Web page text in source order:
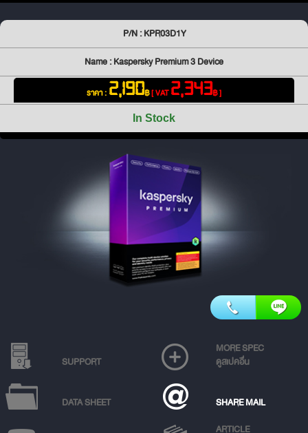
P/N : KPR03D1Y
Name : Kaspersky Premium 3 Device
ราคา : 2,190฿[ VAT2,343฿ ]
In Stock
SUPPORT
MORE SPEC
ดูสเปคอื่น
DATA SHEET SHARE MAIL
ARTICLE